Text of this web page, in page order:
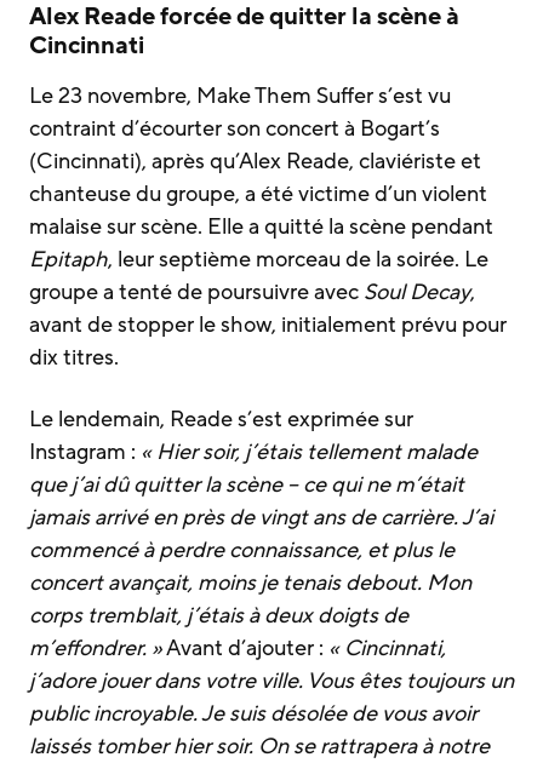
Alex Reade forcée de quitter la scène à
Cincinnati
Le 23 novembre, Make Them Suffer s’est vu
contraint d’écourter son concert à Bogart’s
(Cincinnati), après qu’Alex Reade, claviériste et
chanteuse du groupe, a été victime d’un violent
malaise sur scène. Elle a quitté la scène pendant
Epitaph, leur septième morceau de la soirée. Le
groupe a tenté de poursuivre avec Soul Decay,
avant de stopper le show, initialement prévu pour
dix titres.
Le lendemain, Reade s’est exprimée sur
Instagram : « Hier soir, j’étais tellement malade
que j’ai dû quitter la scène – ce qui ne m’était
jamais arrivé en près de vingt ans de carrière. J’ai
commencé à perdre connaissance, et plus le
concert avançait, moins je tenais debout. Mon
corps tremblait, j’étais à deux doigts de
m’effondrer. »Avant d’ajouter : « Cincinnati,
j’adore jouer dans votre ville. Vous êtes toujours un
public incroyable. Je suis désolée de vous avoir
laissés tomber hier soir. On se rattrapera à notre